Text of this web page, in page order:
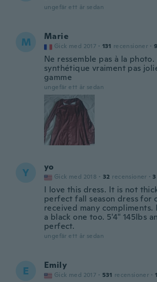
ungefär ett år sedan
M Marie
Gick med 2017 · 131 recensioner ·
Ne ressemble pas à la
synthétique vraiment pas
gamme
ungefär ett år sedan
Y yo
Gick med 2018 · 32 recensioner · 3
I love this dress. It is not
perfect fall season dress for
received many compliments.
a black one too. 5'4" 145lbs
perfect.
ungefär ett år sedan
E Emily
Gick med 2017 · 531 recensioner ·